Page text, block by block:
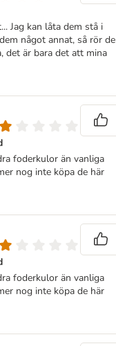
Jag kan låta dem stå i
något annat, så rör de
det är bara det att mina
foderkulor än vanliga
nog inte köpa de här
foderkulor än vanliga
nog inte köpa de här